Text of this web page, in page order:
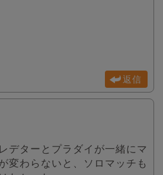
返信
デターとプラダイが一緒にマ
変わらないと、ソロマッチも